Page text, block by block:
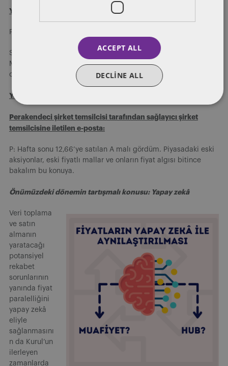
Yazışma örneği 2:
P: Günaydın, A ürünü fiyatı arttı mı?
S: A ürününe ait etiket fiyatının 18,30 TL olarak yer aldığı Y
Market’e ait raf görseli paylaşıldıktan sonra “Artmamış X Bey?”
cevabı paylaşılmıştır.
Yazışma örneği 3:
Perakendeci şirket temsilcisi tarafından sağlayıcı şirket
temsilcisine iletilen e-posta:
P: Hafta sonu 12,66’ye satılan A malı gördüm. Piyasadaki eski
aksiyonlar, eski fiyatlı mallar ve onların fiyat algısı bitince
bakalım bu konuya.
Önümüzdeki dönemin tartışmalı konusu: Yapay zekâ
Veri toplama
ve satın
almanın
yaratacağı
potansiyel
rekabet
sorunlarının
yanında fiyat
paralelliğini
yapay zekâ
eliyle
sağlanmasını
n da Kurul’un
ilerleyen
zamanlarda
ACCEPT ALL
DECLINE ALL